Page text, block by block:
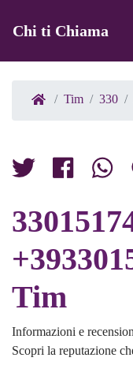
Chi ti Chiama
Tim 330
Tim
Informazioni e
Scopri la reputazione